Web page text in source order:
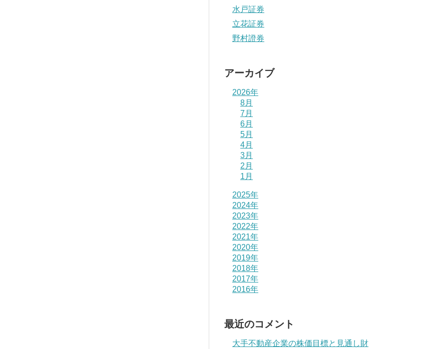
水戸証券
立花証券
野村證券
アーカイブ
2026年
8月
7月
6月
5月
4月
3月
2月
1月
2025年
2024年
2023年
2022年
2021年
2020年
2019年
2018年
2017年
2016年
最近のコメント
大手不動産企業の株価目標と見通し財